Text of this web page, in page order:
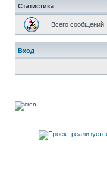
Статистика
Всего сообщений:
Вход